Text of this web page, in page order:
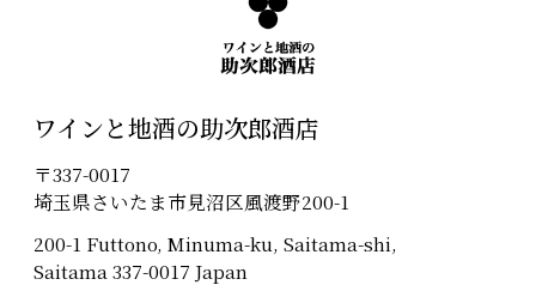
ワインと地酒の助次郎酒店
〒337-0017
埼玉県さいたま市見沼区風渡野200-1
200-1 Futtono, Minuma-ku, Saitama-shi,
Saitama 337-0017 Japan